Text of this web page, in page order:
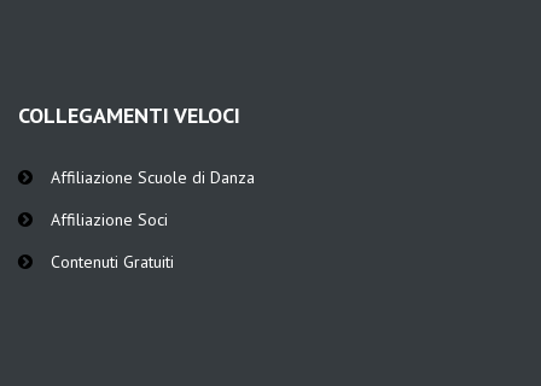
COLLEGAMENTI VELOCI
Affiliazione Scuole di Danza
Affiliazione Soci
Contenuti Gratuiti